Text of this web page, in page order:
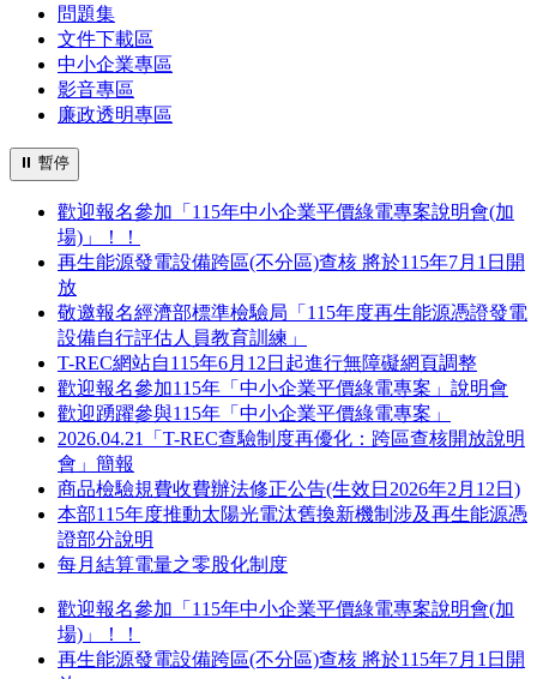
問題集
文件下載區
中小企業專區
影音專區
廉政透明專區
⏸ 暫停
歡迎報名參加「115年中小企業平價綠電專案說明會(加
場)」！！
再生能源發電設備跨區(不分區)查核 將於115年7月1日開
放
敬邀報名經濟部標準檢驗局「115年度再生能源憑證發電
設備自行評估人員教育訓練」
T-REC網站自115年6月12日起進行無障礙網頁調整
歡迎報名參加115年「中小企業平價綠電專案」說明會
歡迎踴躍參與115年「中小企業平價綠電專案」
2026.04.21「T-REC查驗制度再優化：跨區查核開放說明
會」簡報
商品檢驗規費收費辦法修正公告(生效日2026年2月12日)
本部115年度推動太陽光電汰舊換新機制涉及再生能源憑
證部分說明
每月結算電量之零股化制度
歡迎報名參加「115年中小企業平價綠電專案說明會(加
場)」！！
再生能源發電設備跨區(不分區)查核 將於115年7月1日開